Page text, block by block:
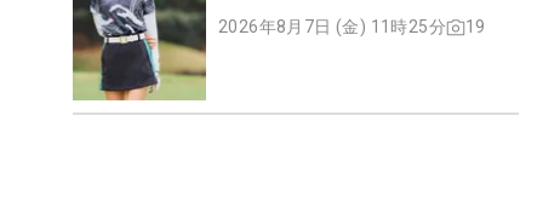
2026年8月7日 (金) 11時25分 19